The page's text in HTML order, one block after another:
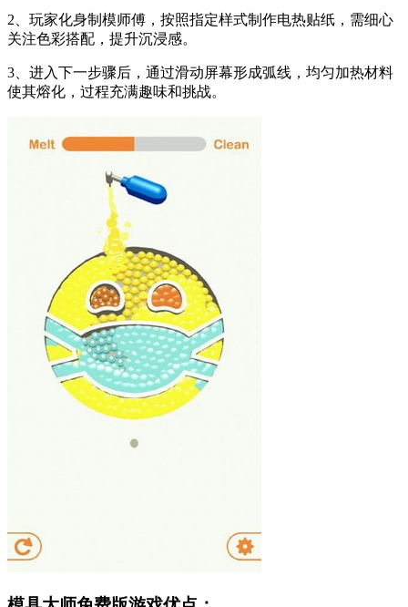
2、玩家化身制模师傅，按照指定样式制作电热贴纸，需细心
关注色彩搭配，提升沉浸感。
3、进入下一步骤后，通过滑动屏幕形成弧线，均匀加热材料
使其熔化，过程充满趣味和挑战。